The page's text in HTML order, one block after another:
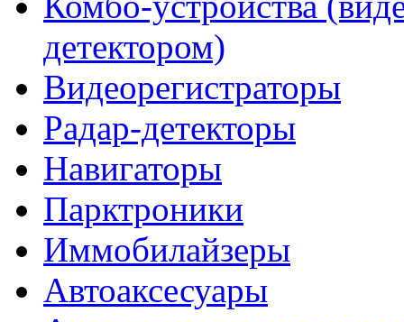
детектором)
Видеорегистраторы
Радар-детекторы
Навигаторы
Парктроники
Иммобилайзеры
Автоаксесуары